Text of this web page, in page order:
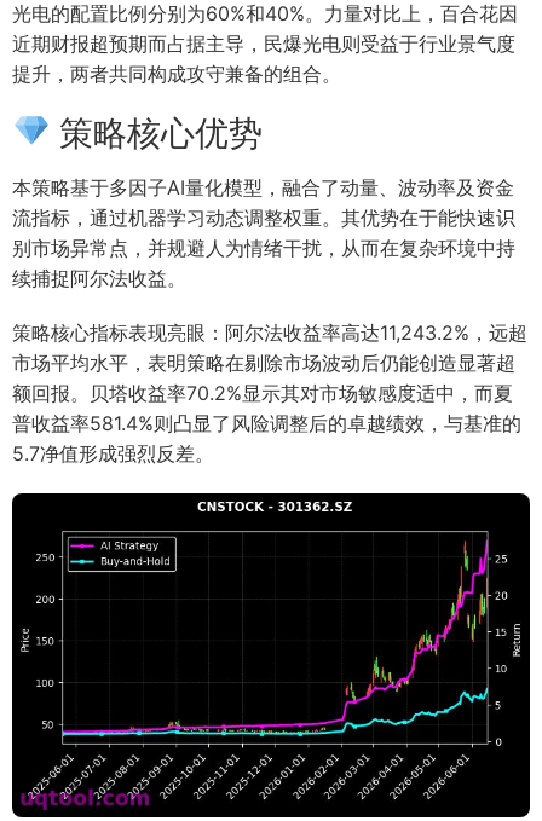
光电的配置比例分别为60%和40%。力量对比上，百合花因
近期财报超预期而占据主导，民爆光电则受益于行业景气度
提升，两者共同构成攻守兼备的组合。
策略核心优势
本策略基于多因子AI量化模型，融合了动量、波动率及资金
流指标，通过机器学习动态调整权重。其优势在于能快速识
别市场异常点，并规避人为情绪干扰，从而在复杂环境中持
续捕捉阿尔法收益。
策略核心指标表现亮眼：阿尔法收益率高达11,243.2%，远超
市场平均水平，表明策略在剔除市场波动后仍能创造显著超
额回报。贝塔收益率70.2%显示其对市场敏感度适中，而夏
普收益率581.4%则凸显了风险调整后的卓越绩效，与基准的
5.7净值形成强烈反差。